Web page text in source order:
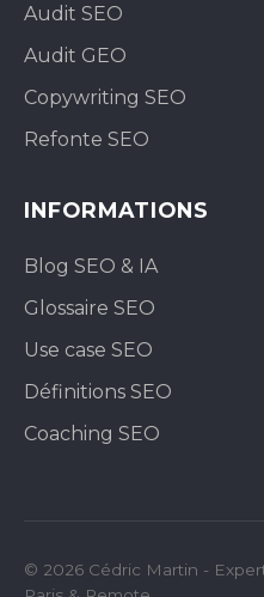
Audit SEO
Audit GEO
Copywriting SEO
Refonte SEO
INFORMATIONS
Blog SEO & IA
Glossaire SEO
Use case SEO
Définitions SEO
Coaching SEO
© 2026 Cédric Martin -